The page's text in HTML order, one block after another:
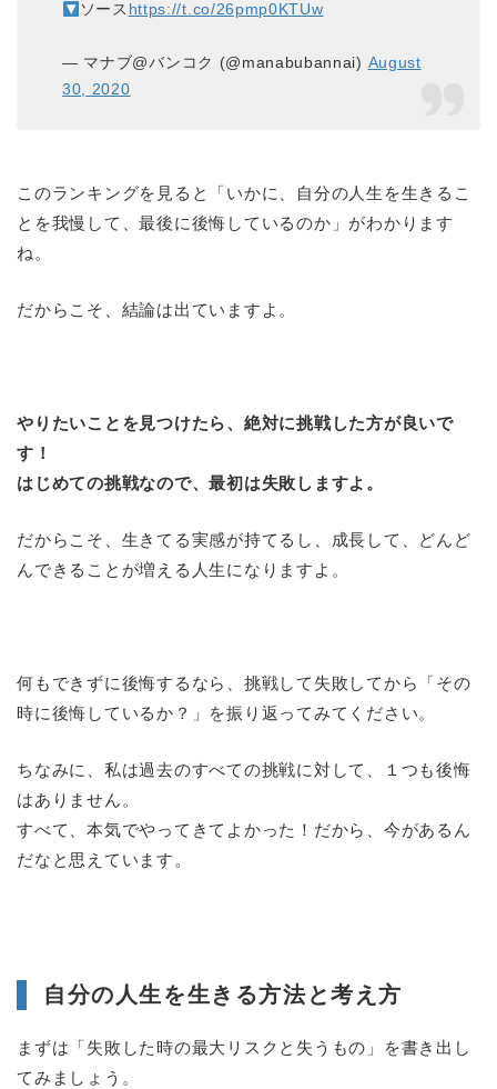
ソース https://t.co/26pmp0KTUw
— マナブ@バンコク (@manabubannai) August
30, 2020
このランキングを見ると「いかに、自分の人生を生きるこ
とを我慢して、最後に後悔しているのか」がわかります
ね。
だからこそ、結論は出ていますよ。
やりたいことを見つけたら、絶対に挑戦した方が良いで
す！
はじめての挑戦なので、最初は失敗しますよ。
だからこそ、生きてる実感が持てるし、成長して、どんど
んできることが増える人生になりますよ。
何もできずに後悔するなら、挑戦して失敗してから「その
時に後悔しているか？」を振り返ってみてください。
ちなみに、私は過去のすべての挑戦に対して、１つも後悔
はありません。
すべて、本気でやってきてよかった！だから、今があるん
だなと思えています。
自分の人生を生きる方法と考え方
まずは「失敗した時の最大リスクと失うもの」を書き出し
てみましょう。